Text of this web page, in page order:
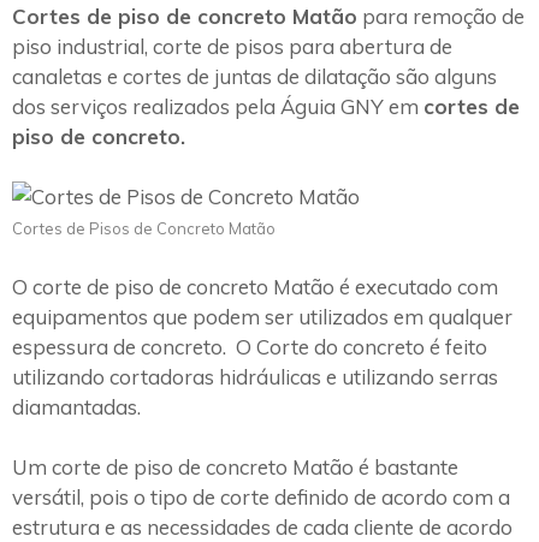
Cortes de piso de concreto Matão para remoção de
piso industrial, corte de pisos para abertura de
canaletas e cortes de juntas de dilatação são alguns
dos serviços realizados pela Águia GNY em cortes de
piso de concreto.
Cortes de Pisos de Concreto Matão
O corte de piso de concreto Matão é executado com
equipamentos que podem ser utilizados em qualquer
espessura de concreto. O Corte do concreto é feito
utilizando cortadoras hidráulicas e utilizando serras
diamantadas.
Um corte de piso de concreto Matão é bastante
versátil, pois o tipo de corte definido de acordo com a
estrutura e as necessidades de cada cliente de acordo